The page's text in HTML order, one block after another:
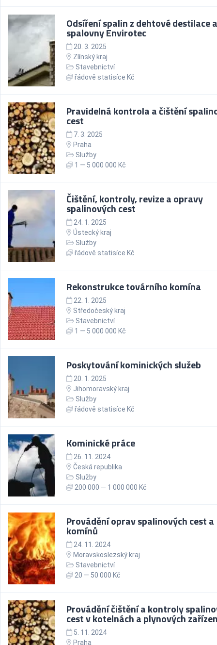
Odsíření spalin z dehtové destilace a
spalovny Envirotec
20. 3. 2025
Zlínský kraj
Stavebnictví
řádově statisíce Kč
Pravidelná kontrola a čištění
cest
7. 3. 2025
Praha
Služby
1 — 5 000 000 Kč
Čištění, kontroly, revize a opravy
spalinových cest
24. 1. 2025
Ústecký kraj
Služby
řádově statisíce Kč
Rekonstrukce továrního komína
22. 1. 2025
Středočeský kraj
Stavebnictví
1 — 5 000 000 Kč
Poskytování kominických služeb
20. 1. 2025
Jihomoravský kraj
Služby
řádově statisíce Kč
Kominické práce
26. 11. 2024
Česká republika
Služby
200 000 — 1 000 000 Kč
Provádění oprav spalinových cest a
komínů
24. 11. 2024
Moravskoslezský kraj
Stavebnictví
20 — 50 000 Kč
Provádění čištění a kontroly
cest v kotelnách a plynových
5. 11. 2024
Praha